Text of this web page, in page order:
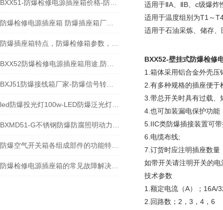
适用于ⅡA、ⅡB、c级爆炸
适用于温度组别为T1～
适用于石油采炼、储存
BXX52-壁挂式防爆检修
1.箱体采用铝合金外壳
2.有多种规格的插座便于
3.带总开关时具有过载、
4.也可加装漏电保护功能
5.IIC类防爆插接装置可
6.电缆布线;
7.订货时应注明插座数量
如带开关请注明开关的
技术参数
1.额定电流（A）；16A/
2.回路数；2，3，4，6